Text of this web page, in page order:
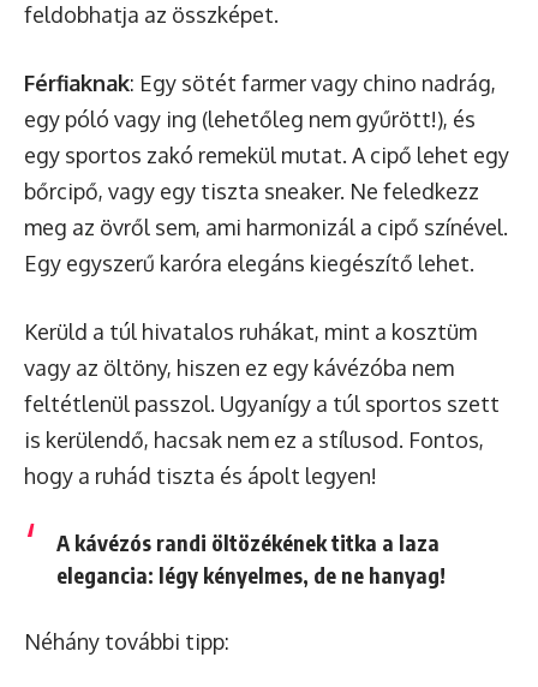
feldobhatja az összképet.
Férfiaknak: Egy sötét farmer vagy chino nadrág,
egy póló vagy ing (lehetőleg nem gyűrött!), és
egy sportos zakó remekül mutat. A cipő lehet egy
bőrcipő, vagy egy tiszta sneaker. Ne feledkezz
meg az övről sem, ami harmonizál a cipő színével.
Egy egyszerű karóra elegáns kiegészítő lehet.
Kerüld a túl hivatalos ruhákat, mint a kosztüm
vagy az öltöny, hiszen ez egy kávézóba nem
feltétlenül passzol. Ugyanígy a túl sportos szett
is kerülendő, hacsak nem ez a stílusod. Fontos,
hogy a ruhád tiszta és ápolt legyen!
A kávézós randi öltözékének titka a laza
elegancia: légy kényelmes, de ne hanyag!
Néhány további tipp: